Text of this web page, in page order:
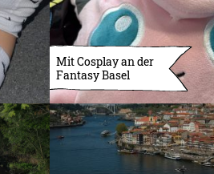
Mit Cosplay an der
Fantasy Basel